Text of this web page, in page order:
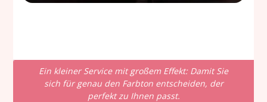
Ein kleiner Service mit großem Effekt: Damit Sie
sich für genau den Farbton entscheiden, der
perfekt zu Ihnen passt.